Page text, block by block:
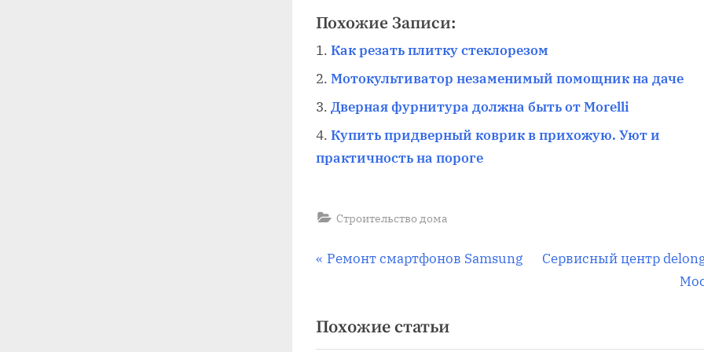
Похожие Записи:
Как резать плитку стеклорезом
Мотокультиватор незаменимый помощник на даче
Дверная фурнитура должна быть от Morelli
Купить придверный коврик в прихожую. Уют и
практичность на пороге
Строительство дома
Навигация
записям
П
д
Ремонт смартфонов Samsung
С
Сервисный центр
Похожие статьи